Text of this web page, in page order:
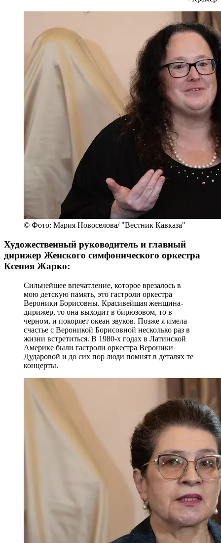
© Фото: Мария Новоселова/ "Вестник Кавказа"
Художественный руководитель и главный
дирижер Женского симфонического оркестра
Ксения Жарко:
Сильнейшее впечатление, которое врезалось в
мою детскую память, это гастроли оркестра
Вероники Борисовны. Красивейшая женщина-
дирижер, то она выходит в бирюзовом, то в
черном, и покоряет океан звуков. Позже я имела
счастье с Вероникой Борисовной несколько раз в
жизни встретиться. В 1980-х годах в Латинской
Америке были гастроли оркестра Вероники
Дударовой и до сих пор люди помнят в деталях те
концерты.